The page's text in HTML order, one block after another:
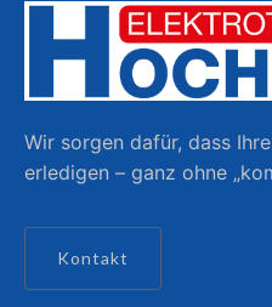
Wir sorgen dafür, dass
erledigen – ganz ohne
Kontakt